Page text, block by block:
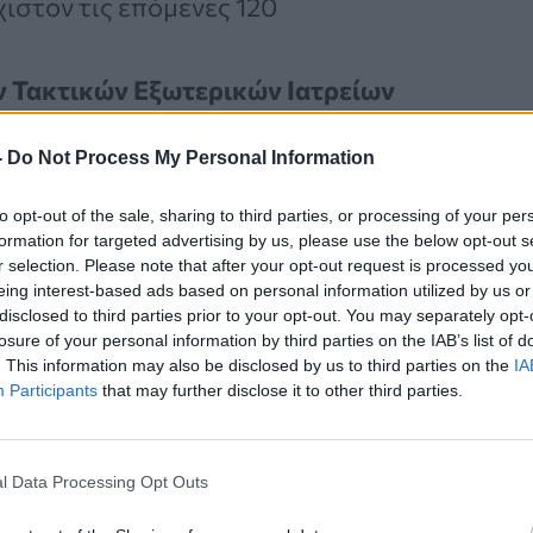
Do Not Process My Personal Information
opt-out of the sale, sharing to third parties, or processing of your
for targeted advertising by us, please use the below opt-out
selection. Please note that after your opt-out request is processed
interest-based ads based on personal information utilized by us
to third parties prior to your opt-out. You may separately
of your personal information by third parties on the IAB’s list of
This information may also be disclosed by us to third parties on the
Participants that may further disclose it to other third parties.
Data Processing Opt Outs
Εξωτερικών Ιατρείων
της ΗΔΙΚΑ
προκειμένου να
και η δυνατότητα ελέγχου.
να κλείνουν ραντεβού
1566,